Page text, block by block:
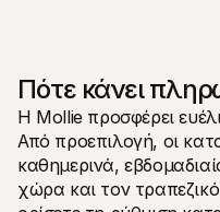
Πότε κάνει
Η Mollie προσφέρει
Από προεπιλογή, οι
καθημερινά,
χώρα και τον